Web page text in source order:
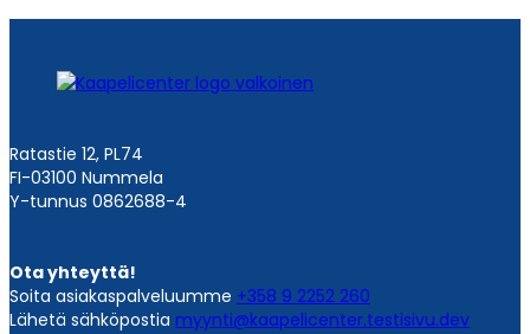
Ratastie 12, PL74
FI-03100 Nummela
Y-tunnus 0862688-4
Ota yhteyttä!
Soita asiakaspalveluumme +358 9 2252 260
Lähetä sähköpostia myynti@kaapelicenter.testisivu.dev